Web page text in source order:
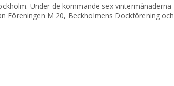
Under de kommande sex vintermånaderna
Föreningen M 20, Beckholmens Dockförening och